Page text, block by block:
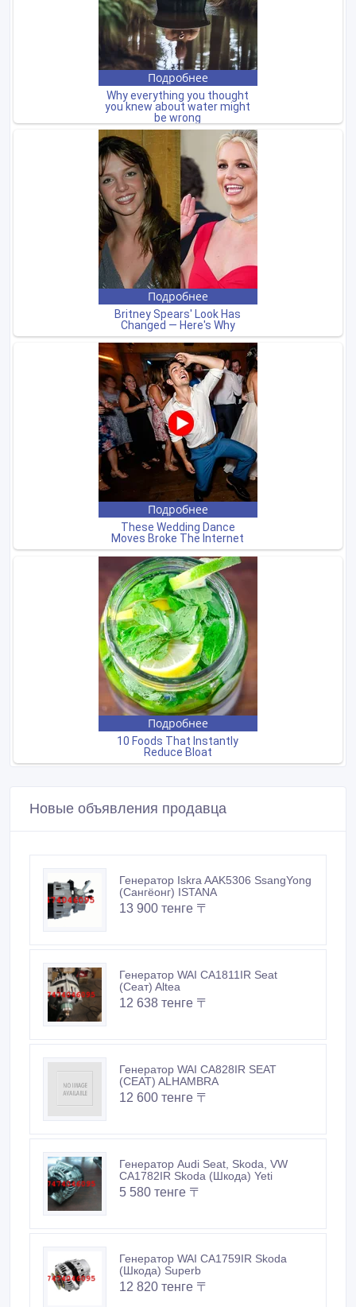
Новые объявления продавца
Генератор Iskra AAK5306 SsangYong
(Сангёонг) ISTANA
13 900 тенге 〒
Генератор WAI CA1811IR Seat
(Сеат) Altea
12 638 тенге 〒
Генератор WAI CA828IR SEAT
(СЕАТ) ALHAMBRA
12 600 тенге 〒
Генератор Audi Seat, Skoda, VW
CA1782IR Skoda (Шкода) Yeti
5 580 тенге 〒
Генератор WAI CA1759IR Skoda
(Шкода) Superb
12 820 тенге 〒